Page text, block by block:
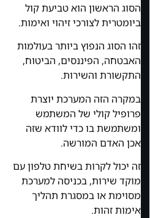
הסוג הראשון הוא טביעת קול
ביומטרית לצורכי זיהוי ואימות.
זהו הסוג הנפוץ ביותר בעולמות
האבטחה, הפיננסים, הביטוח,
התקשורת והשירות.
במקרה הזה המערכת יוצרת
פרופיל קולי של המשתמש
ומשתמשת בו כדי לוודא שזה
אכן האדם המורשה.
זה יכול לקרות בשיחת טלפון עם
מוקד שירות, בכניסה למערכת
מסוימת או במסגרת תהליך
אימות זהות.